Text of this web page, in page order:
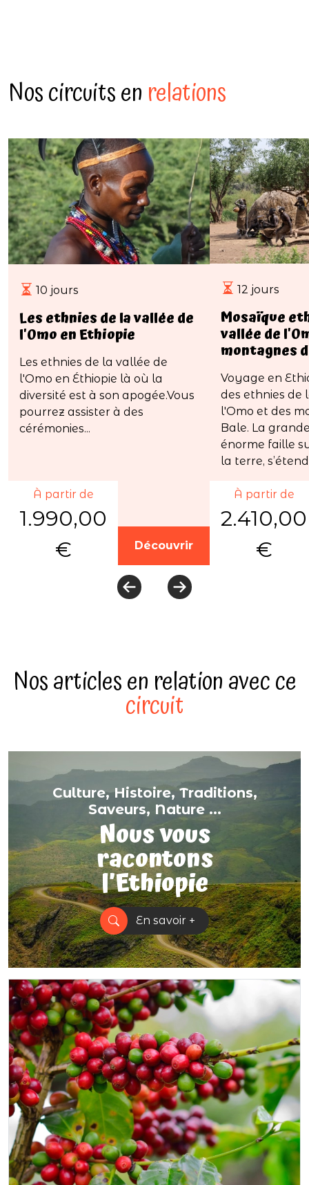
Nos circuits enrelations
10 jours
Les ethnies de la vallée de
l'Omo en Ethiopie
Les ethnies de la vallée de
l'Omo en Éthiopie là où la
diversité est à son apogée.Vous
pourrez assister à des
cérémonies...
À partir de
1.990,00
€
Découvrir
12 jours
Mosaïque
vallée de
montagnes
Voyage en
des ethnies de
l'Omo et des
Bale. La
énorme faille
la terre,
À partir de
2.410,00
€
Nos articles en relation avec ce
circuit
Culture, Histoire, Traditions,
Saveurs, Nature ...
Nous vous
racontons
l’Ethiopie
En savoir +